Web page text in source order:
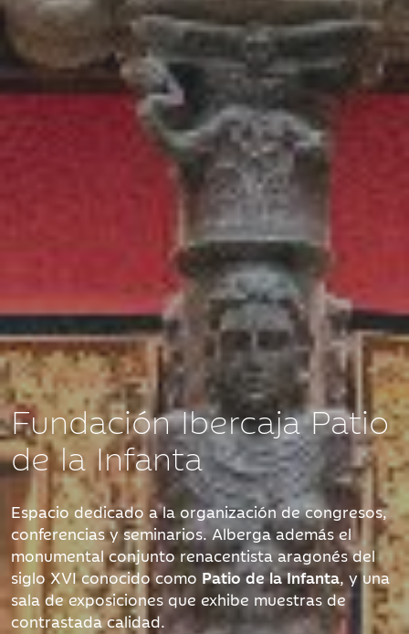
Fundación Ibercaja Patio
de la Infanta
Espacio dedicado a la organización de congresos,
conferencias y seminarios. Alberga además el
monumental conjunto renacentista aragonés del
siglo XVI conocido como Patio de la Infanta, y una
sala de exposiciones que exhibe muestras de
contrastada calidad.